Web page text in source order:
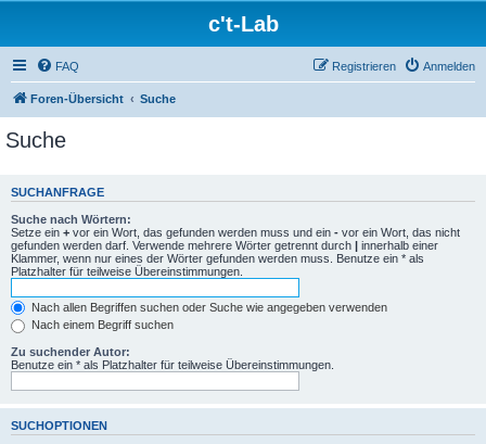
c't-Lab
FAQ Anmelden
Registrieren
Foren-Übersicht Suche
Suche
SUCHANFRAGE
Suche nach Wörtern:
Setze ein + vor ein Wort, das gefunden werden muss und ein - vor ein Wort, das nicht
gefunden werden darf. Verwende mehrere Wörter getrennt durch | innerhalb einer
Klammer, wenn nur eines der Wörter gefunden werden muss. Benutze ein * als
Platzhalter für teilweise Übereinstimmungen.
Nach allen Begriffen suchen oder Suche wie angegeben verwenden
Nach einem Begriff suchen
Zu suchender Autor:
Benutze ein * als Platzhalter für teilweise Übereinstimmungen.
SUCHOPTIONEN